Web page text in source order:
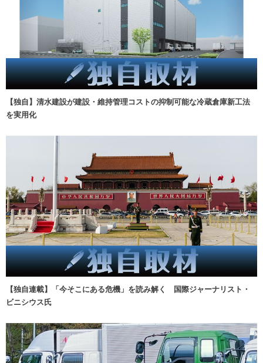
【独自】清水建設が建設・維持管理コストの抑制可能な冷蔵倉庫新工法
を実用化
【独自連載】「今そこにある危機」を読み解く 国際ジャーナリスト・
ビニシウス氏